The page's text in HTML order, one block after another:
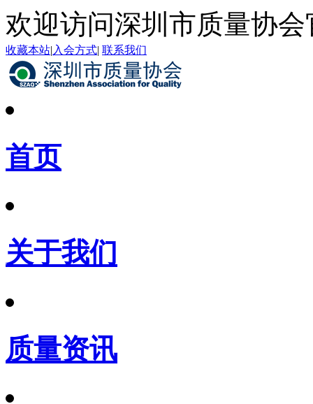
欢迎访问深圳市质量协会
收藏本站| 入会方式| 联系我们
首页
关于我们
质量资讯